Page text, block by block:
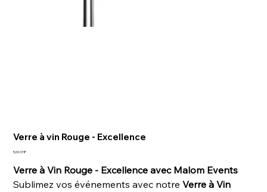
Verre à vin Rouge - Excellence
Prix
5,00 CHF
Verre à Vin Rouge - Excellence avec Malom Events
Sublimez vos événements avec notreVerre à Vin